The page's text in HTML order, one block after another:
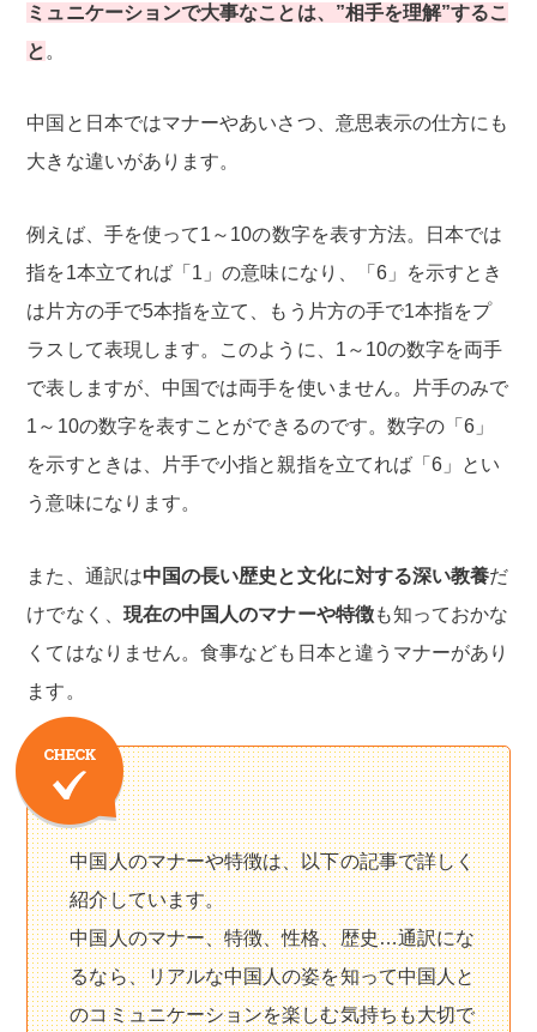
ミュニケーションで大事なことは、”相手を理解”するこ
と 。
中国と日本ではマナーやあいさつ、意思表示の仕方にも
大きな違いがあります。
例えば、手を使って1～10の数字を表す方法。日本では
指を1本立てれば「1」の意味になり、「6」を示すとき
は片方の手で5本指を立て、もう片方の手で1本指をプ
ラスして表現します。このように、1～10の数字を両手
で表しますが、中国では両手を使いません。片手のみで
1～10の数字を表すことができるのです。数字の「6」
を示すときは、片手で小指と親指を立てれば「6」とい
う意味になります。
また、通訳は中国の長い歴史と文化に対する深い教養だ
けでなく、 現在の中国人のマナーや特徴も知っておかな
くてはなりません。食事なども日本と違うマナーがあり
ます。
中国人のマナーや特徴は、以下の記事で詳しく
紹介しています。
中国人のマナー、特徴、性格、歴史…通訳にな
るなら、リアルな中国人の姿を知って中国人と
のコミュニケーションを楽しむ気持ちも大切で